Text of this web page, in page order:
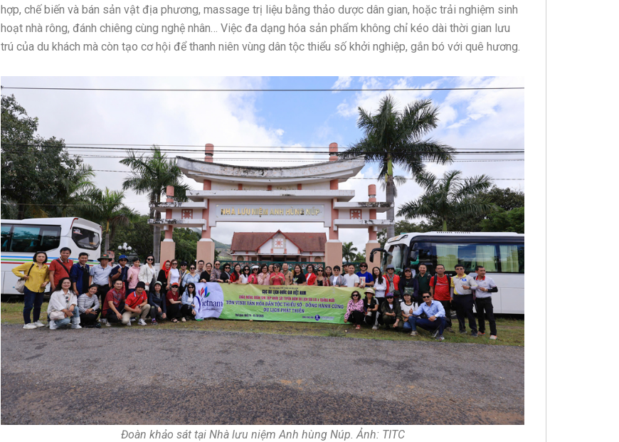
hợp, chế biến và bán sản vật địa phương, massage trị liệu bằng thảo dược dân gian, hoặc trải nghiệm sinh
hoạt nhà rông, đánh chiêng cùng nghệ nhân… Việc đa dạng hóa sản phẩm không chỉ kéo dài thời gian lưu
trú của du khách mà còn tạo cơ hội để thanh niên vùng dân tộc thiểu số khởi nghiệp, gắn bó với quê hương.
Đoàn khảo sát tại Nhà lưu niệm Anh hùng Núp. Ảnh: TITC